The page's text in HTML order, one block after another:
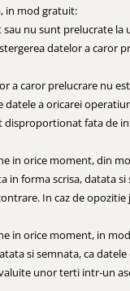
in mod gratuit:
nu sunt prelucrate
datelor a
a caror prelucrare nu
a oricarei
fata de
in orice moment, din
forma scrisa, datata
In caz de
in orice moment, in
si semnata, ca
unor terti intr-un